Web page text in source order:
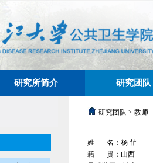
研究所简介 研究团队
研究团队 > 教师
姓 名：杨 菲
籍 贯：山西